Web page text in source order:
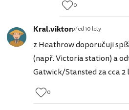
0
Kral.viktorpřed 10 lety
z Heathrow doporučuji
(např. Victoria station) a
Gatwick/Stansted za cca 2
0